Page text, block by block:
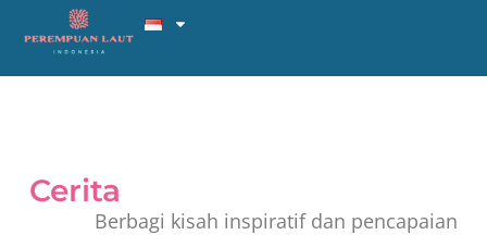
Cerita
Berbagi kisah inspiratif dan pencapaian